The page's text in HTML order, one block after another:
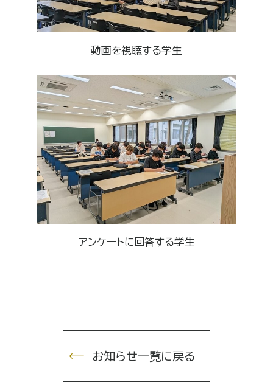
動画を視聴する学生
アンケートに回答する学生
お知らせ一覧に戻る